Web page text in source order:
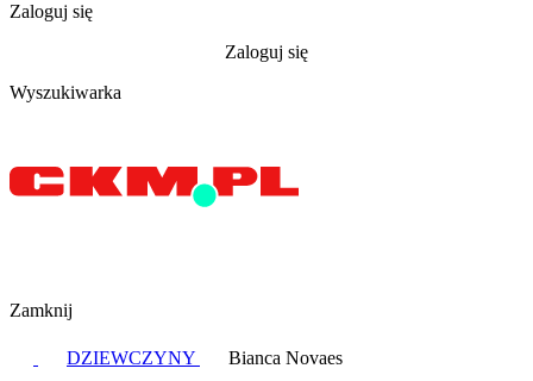
Zaloguj się
Zaloguj się
Wyszukiwarka
Zamknij
DZIEWCZYNY Bianca Novaes